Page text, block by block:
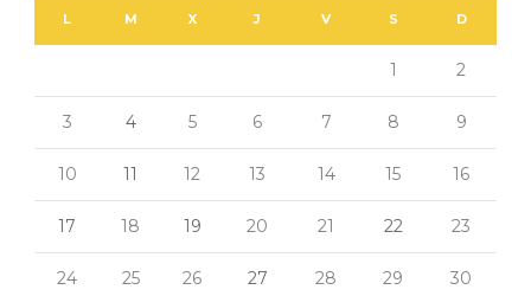
L M X J V S D
1 2
3 4 5 6 7 8 9
10 11 12 13 14 15 16
17 18 19 20 21 22 23
24 25 26 27 28 29
30